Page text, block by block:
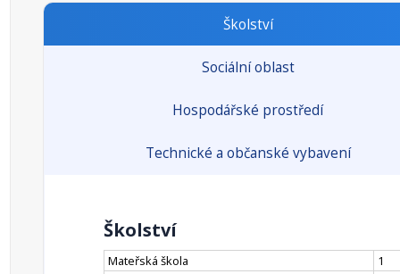
Školství
Sociální oblast
Hospodářské prostředí
Technické a občanské vybavení
Školství
Mateřská škola
1